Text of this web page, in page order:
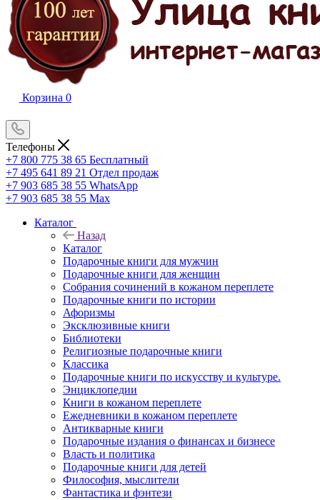
Корзина 0
Телефоны
+7 800 775 38 65 Бесплатный
+7 495 641 89 21 Отдел продаж
+7 903 685 38 55 WhatsApp
+7 903 685 38 55 Max
Каталог
Назад
Каталог
Подарочные книги для мужчин
Подарочные книги для женщин
Собрания сочинений в кожаном переплете
Подарочные книги по истории
Афоризмы
Эксклюзивные книги
Библиотеки
Религиозные подарочные книги
Классика
Подарочные книги по искусству и культуре.
Энциклопедии
Книги в кожаном переплете
Ежедневники в кожаном переплете
Антикварные книги
Подарочные издания о финансах и бизнесе
Власть и политика
Подарочные книги для детей
Философия, мыслители
Фантастика и фэнтези